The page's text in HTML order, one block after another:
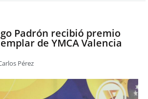
Padrón recibió premio
de YMCA Valencia
Pérez